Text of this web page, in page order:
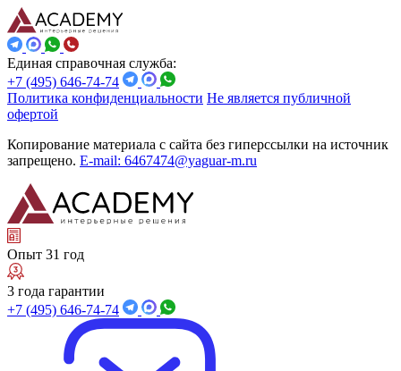
Единая справочная служба:
+7 (495) 646-74-74
Политика конфиденциальности Не является публичной
офертой
Копирование материала с сайта без гиперссылки на источник
запрещено. E-mail: 6467474@yaguar-m.ru
Опыт 31 год
3 года гарантии
+7 (495) 646-74-74